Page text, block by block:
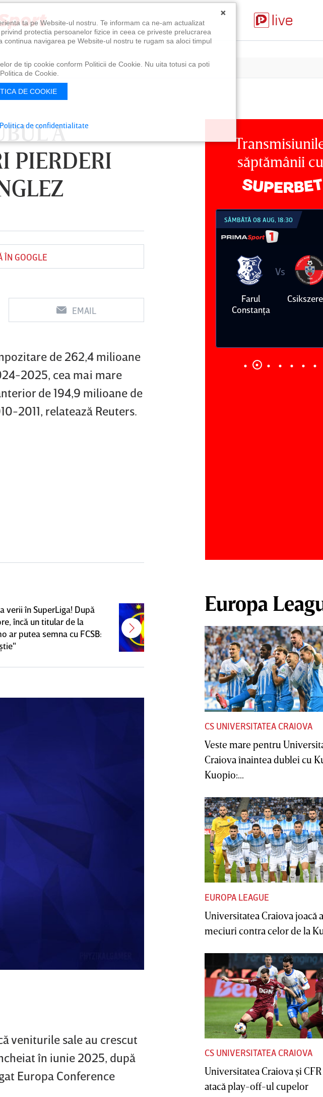
A
PIERDERI
ÎN GOOGLE
EMAIL
de 262,4 milioane
2025, cea mai mare
de 194,9 milioane de
2011, relatează Reuters.
verii în SuperLiga! După
încă un titular de la
ar putea semna cu FCSB:
E gata! FCSB a transferat un
jucător campion şi câştigător de
veniturile sale au crescut
în iunie 2025, după
Europa Conference
săptămânii cu
Vs
Rapid
Farul
Vs
SÂMBĂTĂ 08 AUG, 21:30
Dinamo
Vs
FC
Europa
CS UNIVERSITATEA CRAIOVA
Veste mare pentru
Craiova înaintea dublei cu
Kuopio:...
EUROPA LEAGUE
Universitatea Craiova joacă
meciuri contra celor de la
CS UNIVERSITATEA CRAIOVA
Universitatea Craiova şi
atacă play-off-ul cupelor
×
ta pe Website-ul nostru. Te informam ca ne-am actualizat
protectia persoanelor fizice in ceea ce priveste prelucrarea
navigarea pe Website-ul nostru te rugam sa aloci timpul
de tip cookie conform Politicii de Cookie. Nu uita totusi ca poti
de Cookie.
DE COOKIE
Politica de confidentialitate